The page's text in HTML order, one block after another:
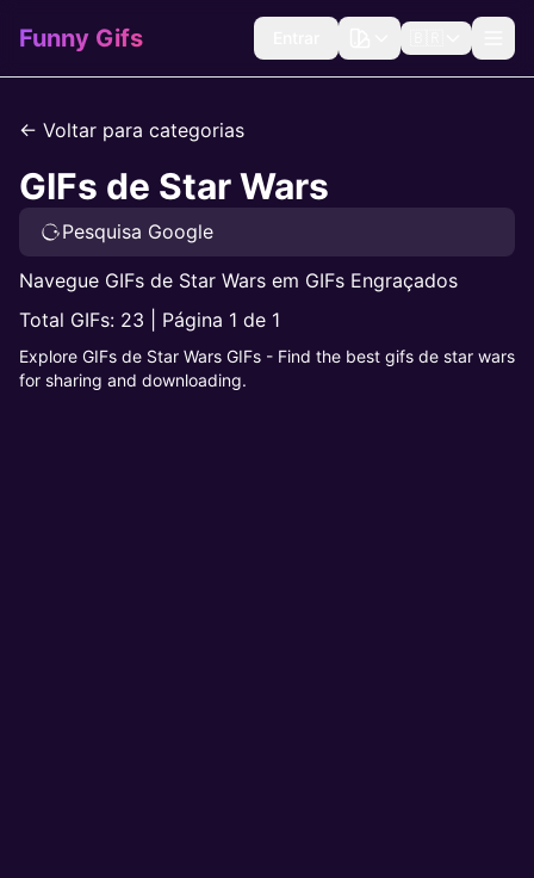
Funny Gifs
← Voltar para categorias
GIFs de Star Wars
Pesquisa Google
Navegue GIFs de Star Wars em GIFs Engraçados
Total GIFs: 23 | Página 1 de 1
Explore GIFs de Star Wars GIFs - Find the best gifs de star wars
for sharing and downloading.